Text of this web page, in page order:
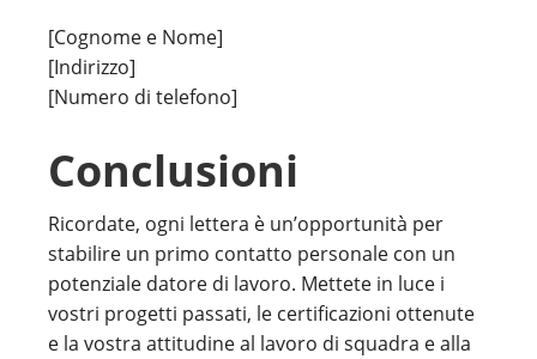
[Cognome e Nome]
[Indirizzo]
[Numero di telefono]
Conclusioni
Ricordate, ogni lettera è un’opportunità per
stabilire un primo contatto personale con un
potenziale datore di lavoro. Mettete in luce i
vostri progetti passati, le certificazioni ottenute
e la vostra attitudine al lavoro di squadra e alla